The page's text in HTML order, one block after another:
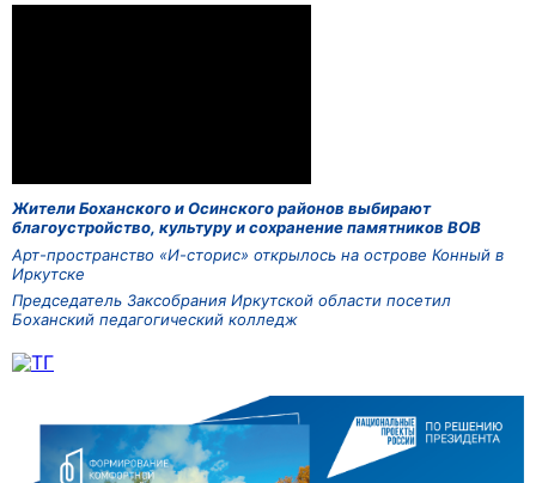
Жители Боханского и Осинского районов выбирают
благоустройство, культуру и сохранение памятников ВОВ
Арт-пространство «И-сторис» открылось на острове Конный в
Иркутске
Председатель Заксобрания Иркутской области посетил
Боханский педагогический колледж